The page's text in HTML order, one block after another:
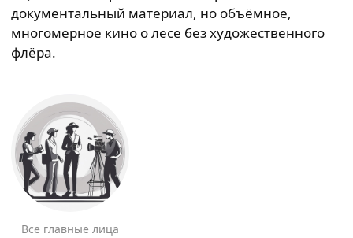
документальный материал, но объёмное,
многомерное кино о лесе без художественного
флёра.
Все главные лица